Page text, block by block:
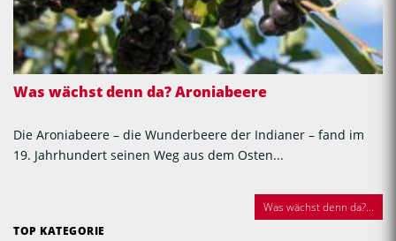
Was wächst denn da? Aroniabeere
Die Aroniabeere – die Wunderbeere der Indianer – fand im
19. Jahrhundert seinen Weg aus dem Osten...
Was wächst denn da?...
TOP KATEGORIE